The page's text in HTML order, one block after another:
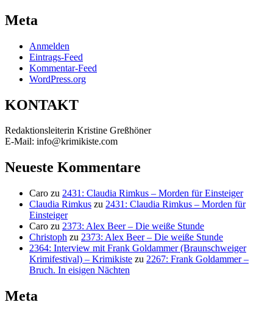
Meta
Anmelden
Eintrags-Feed
Kommentar-Feed
WordPress.org
KONTAKT
Redaktionsleiterin Kristine Greßhöner
E-Mail: info@krimikiste.com
Neueste Kommentare
Caro zu 2431: Claudia Rimkus – Morden für Einsteiger
Claudia Rimkus zu 2431: Claudia Rimkus – Morden für
Einsteiger
Caro zu 2373: Alex Beer – Die weiße Stunde
Christoph zu 2373: Alex Beer – Die weiße Stunde
2364: Interview mit Frank Goldammer (Braunschweiger
Krimifestival) – Krimikiste zu 2267: Frank Goldammer –
Bruch. In eisigen Nächten
Meta